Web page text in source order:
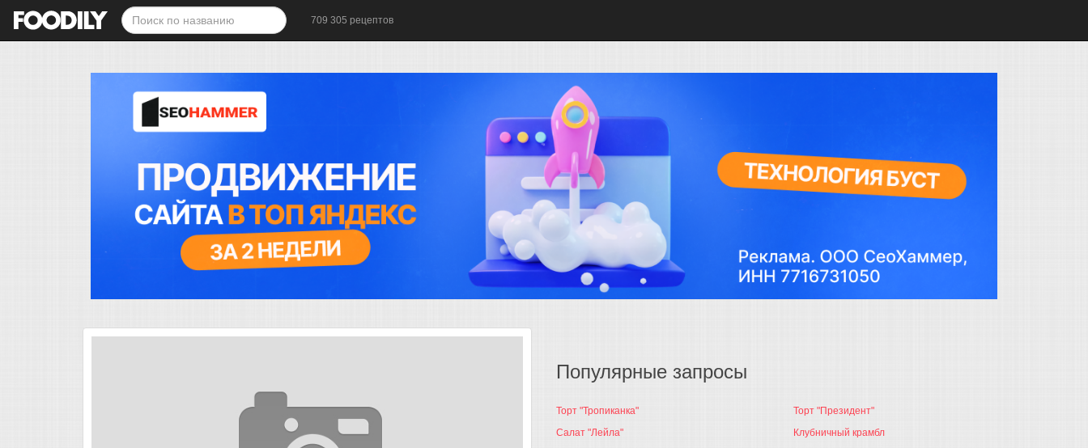
709 305 рецептов
Популярные запросы
Торт "Тропиканка"
Салат "Лейла"
Торт "Президент"
Клубничный крамбл